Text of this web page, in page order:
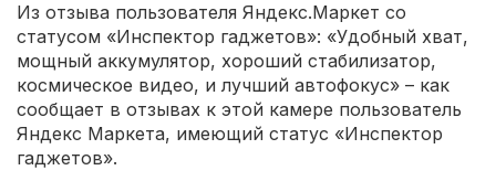
Из отзыва пользователя Яндекс.Маркет со
статусом «Инспектор гаджетов»: «Удобный хват,
мощный аккумулятор, хороший стабилизатор,
космическое видео, и лучший автофокус» – как
сообщает в отзывах к этой камере пользователь
Яндекс Маркета, имеющий статус «Инспектор
гаджетов».